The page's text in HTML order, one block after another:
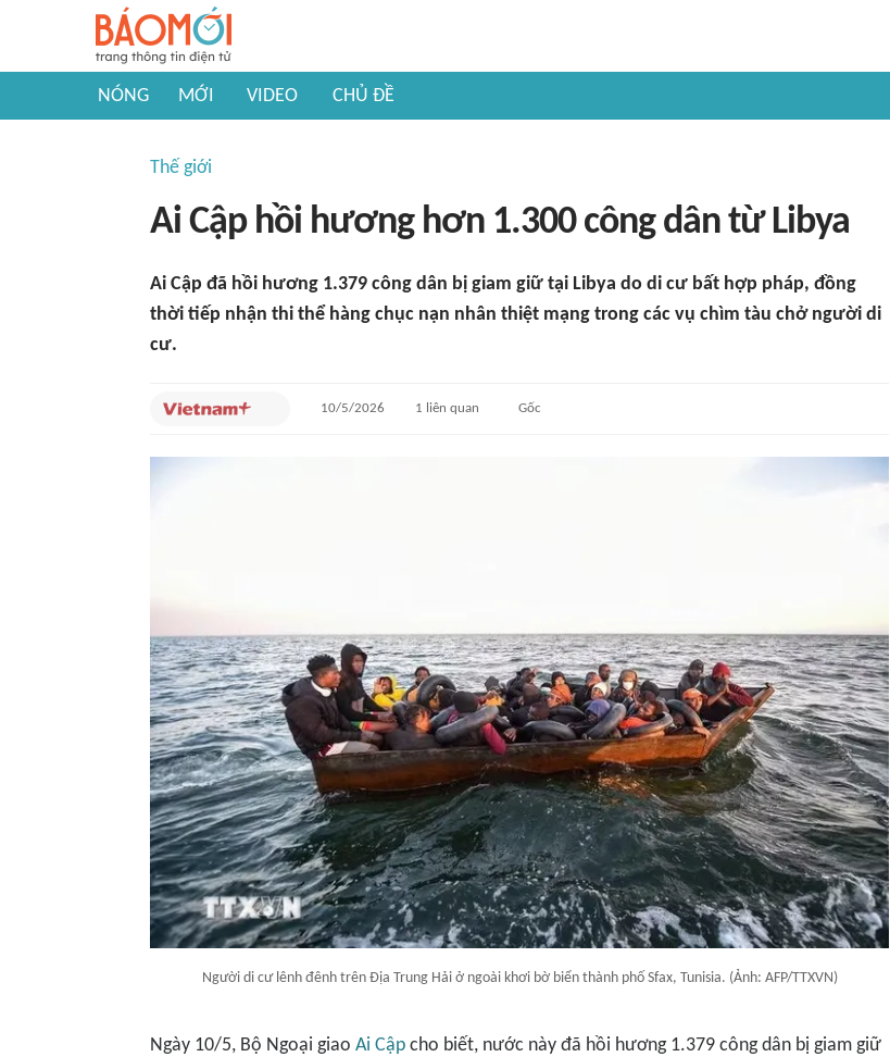
NÓNG MỚI VIDEO CHỦ ĐỀ
Thế giới
Ai Cập hồi hương hơn 1.300 công dân từ Libya
Ai Cập đã hồi hương 1.379 công dân bị giam giữ tại Libya do di cư bất hợp pháp, đồng
thời tiếp nhận thi thể hàng chục nạn nhân thiệt mạng trong các vụ chìm tàu chở người di
cư.
10/5/2026 1 liên quan Gốc
Người di cư lênh đênh trên Địa Trung Hải ở ngoài khơi bờ biển thành phố Sfax, Tunisia. (Ảnh: AFP/TTXVN)
Ngày 10/5, Bộ Ngoại giao Ai Cập cho biết, nước này đã hồi hương 1.379 công dân bị giam giữ